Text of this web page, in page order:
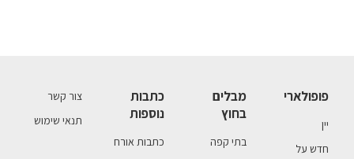
פופולארי
יין
חדש על
מבלים
בחוץ
בתי קפה
כתבות
נוספות
כתבות אורח
צור קשר
תנאי שימוש